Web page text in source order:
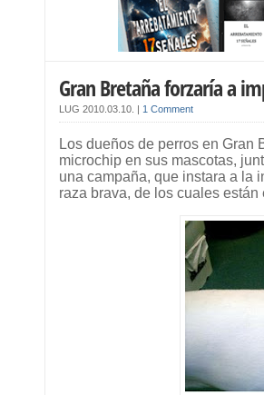
Gran Bretaña forzaría a
LUG 2010.03.10. | 1 Comment
Los dueños de perros en Gran
microchip en sus mascotas,
una campaña, que instara a la
raza brava, de los cuales